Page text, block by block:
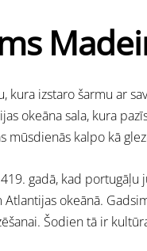
kura izstaro šarmu ar
okeāna sala, kura
mūsdienās kalpo kā
gadā, kad
okeānā.
Šodien tā ir